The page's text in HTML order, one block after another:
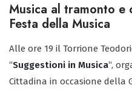
Musica al tramonto e
Festa della Musica
Alle ore 19 il Torrione
“Suggestioni in Musica“,
Cittadina in occasione della